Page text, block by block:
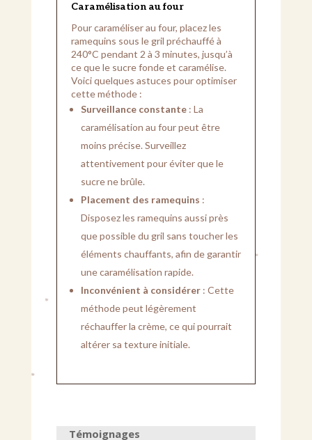
Caramélisation au four
Pour caraméliser au four, placez les
ramequins sous le gril préchauffé à
240°C pendant 2 à 3 minutes, jusqu’à
ce que le sucre fonde et caramélise.
Voici quelques astuces pour optimiser
cette méthode :
Surveillance constante: La
caramélisation au four peut être
moins précise. Surveillez
attentivement pour éviter que le
sucre ne brûle.
Placement des ramequins :
Disposez les ramequins aussi près
que possible du gril sans toucher les
éléments chauffants, afin de garantir
une caramélisation rapide.
Inconvénient à considérer: Cette
méthode peut légèrement
réchauffer la crème, ce qui pourrait
altérer sa texture initiale.
Témoignages